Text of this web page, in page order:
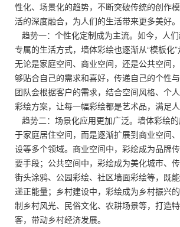
性化、场景化的趋势，不断突破传统的创作
活的深度融合，为人们的生活带来更多美好。
趋势一：个性化定制成为主流。如今，人们
专属的生活方式，墙体彩绘也逐渐从“模板化”
无论是家庭空间、商业空间，还是公共空间
够贴合自己的需求和喜好，传递自己的个性
团队会根据客户的需求，结合空间风格、个
彩绘方案，让每一幅彩绘都是艺术品，满足人
趋势二：场景化应用更加广泛。墙体彩绘
于家庭居住空间，而是逐渐扩展到商业空间
设等多个领域。商业空间中，彩绘成为品牌
要手段；公共空间中，彩绘成为美化城市、
街头涂鸦、公园彩绘、社区墙面彩绘等，既
递正能量；乡村建设中，彩绘成为乡村振兴
制乡村风光、民俗文化、农耕场景等，打造
客，带动乡村经济发展。